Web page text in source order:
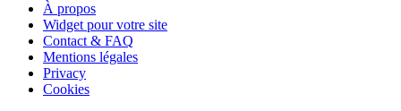
À propos
Widget pour votre site
Contact & FAQ
Mentions légales
Privacy
Cookies